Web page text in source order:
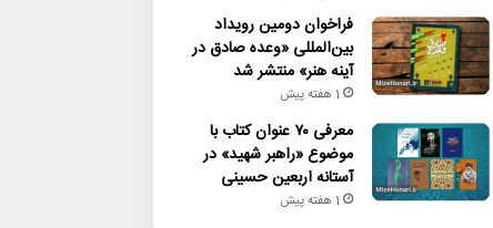
فراخوان دومین رویداد
بین‌المللی «وعده صادق در
آینه هنر» منتشر شد
1 هفته پیش
معرفی ۷۰ عنوان کتاب با
موضوع «راهبر شهید» در
آستانه اربعین حسینی
1 هفته پیش